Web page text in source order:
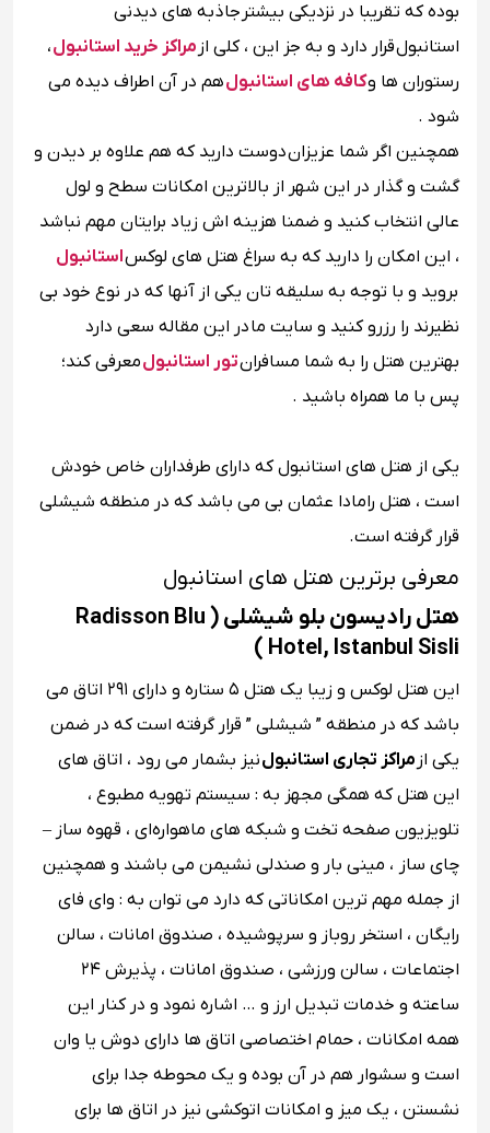
بوده که تقریبا در نزدیکی بیشتر جاذبه های دیدنی
استانبول قرار دارد و به جز این ، کلی از مراکز خرید استانبول،
رستوران ‌ها وکافه‌ های استانبولهم در آن اطراف دیده می
شود .
همچنین اگر شما عزیزان دوست دارید که هم علاوه بر دیدن و
گشت و گذار در این شهر از بالاترین امکانات سطح و لول
عالی انتخاب کنید و ضمنا هزینه ‌اش زیاد برایتان مهم نباشد
، این امکان را دارید که به سراغ هتل‌ های لوکساستانبول
بروید و با توجه به سلیقه ‌تان یکی از آنها که در نوع خود بی
نظیرند را رزرو کنید و سایت مادر این مقاله سعی دارد
بهترین هتل را به شما مسافرانتور استانبولمعرفی کند؛
پس با ما همراه باشید .
یکی از هتل ‌های استانبول که دارای طرفداران خاص خودش
است ، هتل رامادا عثمان بی می باشد که در منطقه شیشلی
قرار گرفته است.
معرفی برترین هتل های استانبول
هتل رادیسون بلو شیشلی ( Radisson Blu
Hotel, Istanbul Sisli )
این هتل لوکس و زیبا یک هتل ۵ ستاره و دارای ۲۹۱ اتاق می
باشد که در منطقه ” شیشلی ” قرار گرفته است که در ضمن
یکی از مراکز تجاری استانبولنیز بشمار می رود ، اتاق های
این هتل که همگی مجهز به : سیستم تهویه مطبوع ،
تلویزیون صفحه تخت و شبکه‌ های ماهواره‌ای ، قهوه ساز –
چای ساز ، مینی ‌بار و صندلی نشیمن می باشند و همچنین
از جمله مهم‌ ترین امکاناتی که دارد می توان به : وای ‌فای
رایگان ، استخر روباز و سرپوشیده ، صندوق امانات ، سالن
اجتماعات ، سالن ورزشی ، صندوق امانات ، پذیرش ۲۴
ساعته و خدمات تبدیل ارز و … اشاره نمود و در کنار این
همه امکانات ، حمام اختصاصی اتاق‌ ها دارای دوش یا وان
است و سشوار هم در آن بوده و یک محوطه جدا برای
نشستن ، یک میز و امکانات اتوکشی نیز در اتاق ها برای